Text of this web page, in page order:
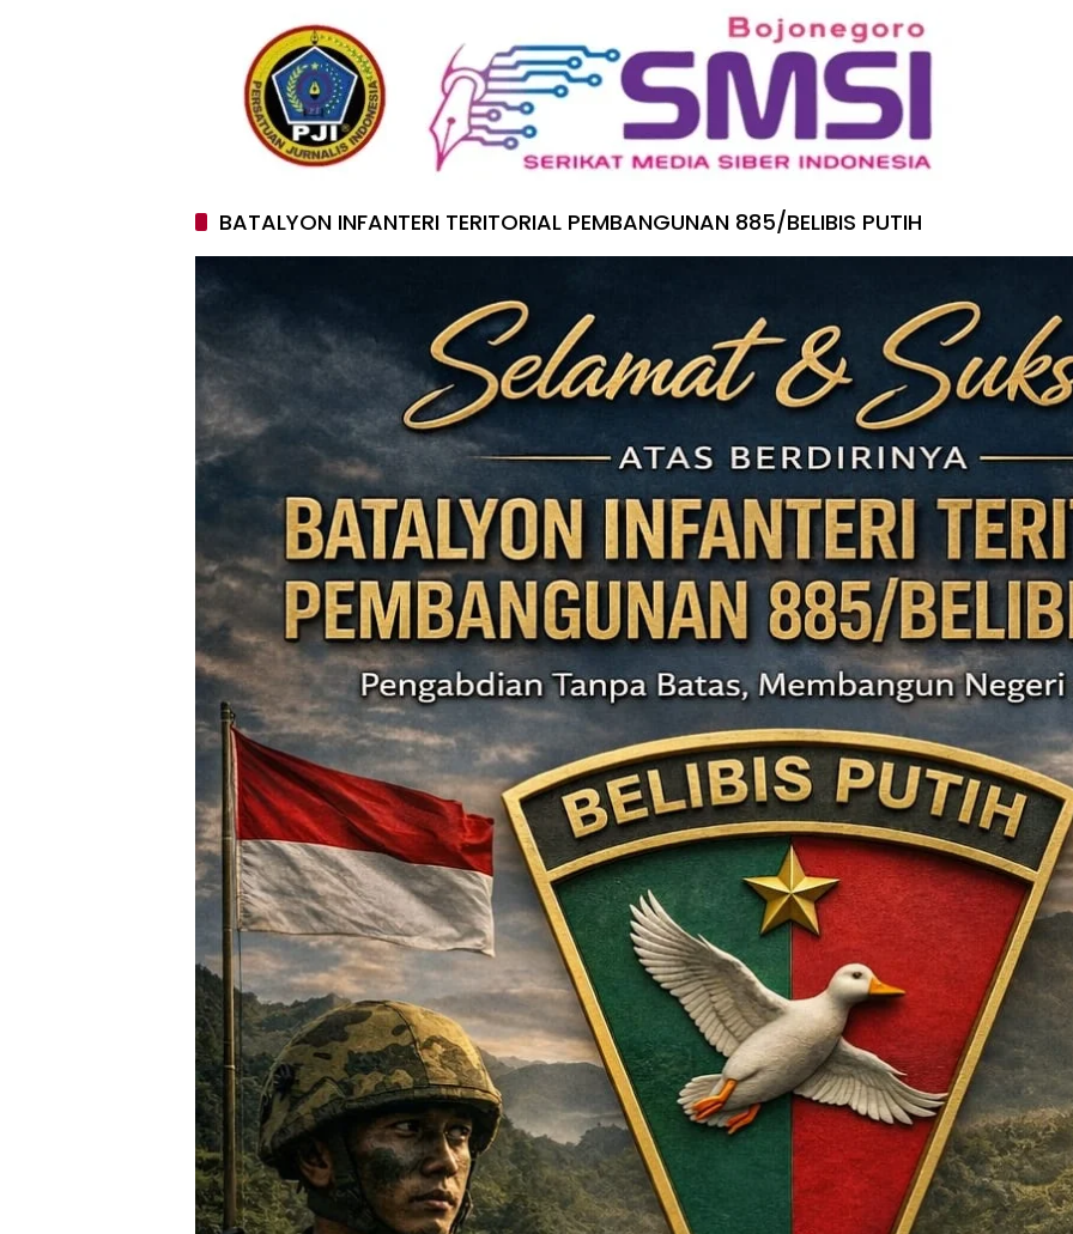
BATALYON INFANTERI TERITORIAL PEMBANGUNAN 885/BELIBIS PUTIH